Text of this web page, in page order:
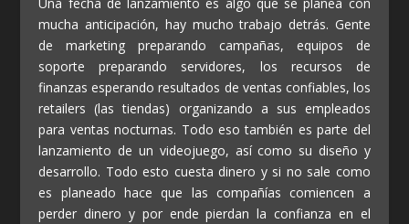
mucha anticipación, hay mucho trabajo detrás. Gente
de marketing preparando campañas, equipos de
soporte preparando servidores, los recursos de
finanzas esperando resultados de ventas confiables, los
retailers (las tiendas) organizando a sus empleados
para ventas nocturnas. Todo eso también es parte del
lanzamiento de un videojuego, así como su diseño y
desarrollo. Todo esto cuesta dinero y si no sale como
es planeado hace que las compañías comiencen a
perder dinero y por ende pierdan la confianza en el